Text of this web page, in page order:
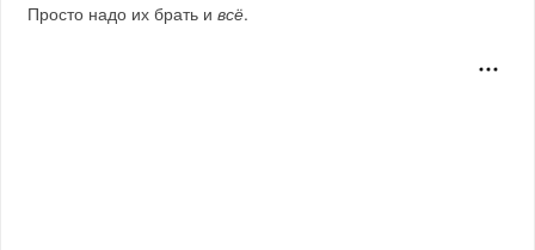
Просто надо их брать ивсё.